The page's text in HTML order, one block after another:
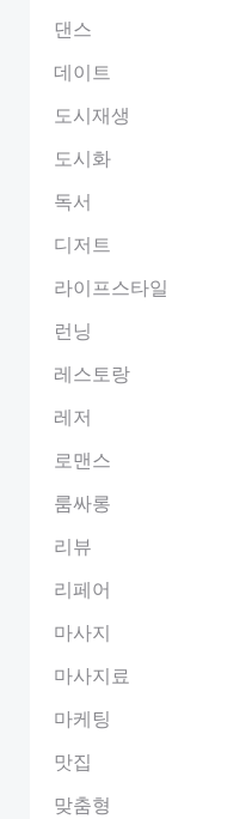
댄스
데이트
도시재생
도시화
독서
디저트
라이프스타일
런닝
레스토랑
레저
로맨스
룸싸롱
리뷰
리페어
마사지
마사지료
마케팅
맛집
맞춤형